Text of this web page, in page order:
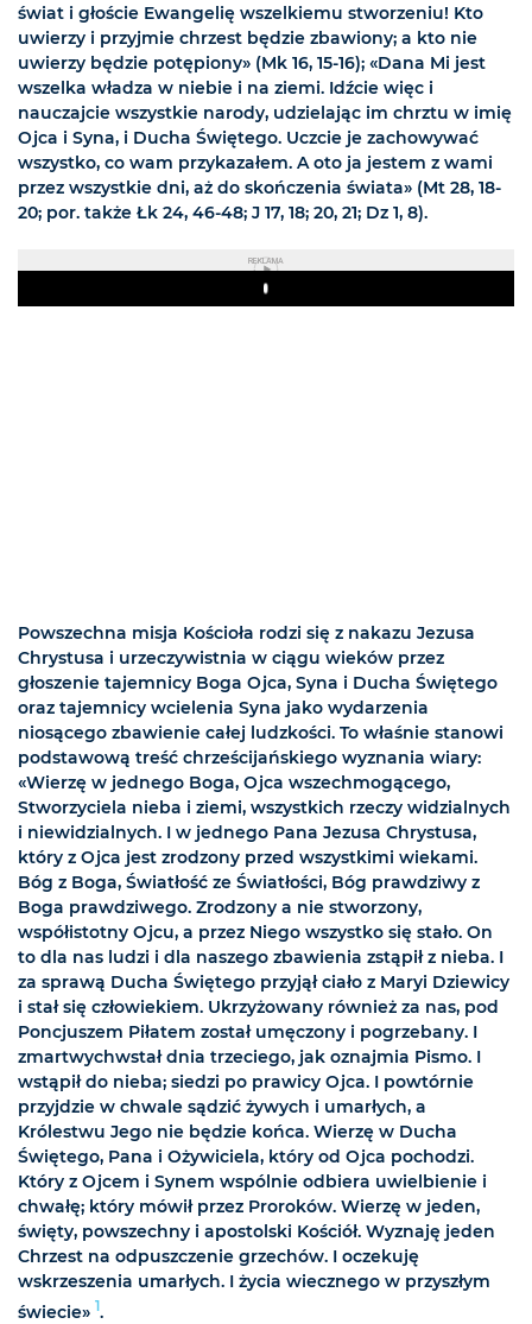
świat i głoście Ewangelię wszelkiemu stworzeniu! Kto
uwierzy i przyjmie chrzest będzie zbawiony; a kto nie
uwierzy będzie potępiony» (Mk 16, 15-16); «Dana Mi jest
wszelka władza w niebie i na ziemi. Idźcie więc i
nauczajcie wszystkie narody, udzielając im chrztu w imię
Ojca i Syna, i Ducha Świętego. Uczcie je zachowywać
wszystko, co wam przykazałem. A oto ja jestem z wami
przez wszystkie dni, aż do skończenia świata» (Mt 28, 18-
20; por. także Łk 24, 46-48; J 17, 18; 20, 21; Dz 1, 8).
REKLAMA
Play
Powszechna misja Kościoła rodzi się z nakazu Jezusa
Chrystusa i urzeczywistnia w ciągu wieków przez
głoszenie tajemnicy Boga Ojca, Syna i Ducha Świętego
oraz tajemnicy wcielenia Syna jako wydarzenia
niosącego zbawienie całej ludzkości. To właśnie stanowi
podstawową treść chrześcijańskiego wyznania wiary:
«Wierzę w jednego Boga, Ojca wszechmogącego,
Stworzyciela nieba i ziemi, wszystkich rzeczy widzialnych
i niewidzialnych. I w jednego Pana Jezusa Chrystusa,
który z Ojca jest zrodzony przed wszystkimi wiekami.
Bóg z Boga, Światłość ze Światłości, Bóg prawdziwy z
Boga prawdziwego. Zrodzony a nie stworzony,
współistotny Ojcu, a przez Niego wszystko się stało. On
to dla nas ludzi i dla naszego zbawienia zstąpił z nieba. I
za sprawą Ducha Świętego przyjął ciało z Maryi Dziewicy
i stał się człowiekiem. Ukrzyżowany również za nas, pod
Poncjuszem Piłatem został umęczony i pogrzebany. I
zmartwychwstał dnia trzeciego, jak oznajmia Pismo. I
wstąpił do nieba; siedzi po prawicy Ojca. I powtórnie
przyjdzie w chwale sądzić żywych i umarłych, a
Królestwu Jego nie będzie końca. Wierzę w Ducha
Świętego, Pana i Ożywiciela, który od Ojca pochodzi.
Który z Ojcem i Synem wspólnie odbiera uwielbienie i
chwałę; który mówił przez Proroków. Wierzę w jeden,
święty, powszechny i apostolski Kościół. Wyznaję jeden
Chrzest na odpuszczenie grzechów. I oczekuję
wskrzeszenia umarłych. I życia wiecznego w przyszłym
świecie» 1.